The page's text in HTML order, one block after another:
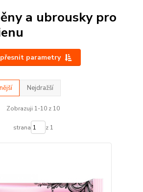
a ubrousky pro
parametry
Nejdražší
Zobrazuji 1-10 z 10
strana z 1